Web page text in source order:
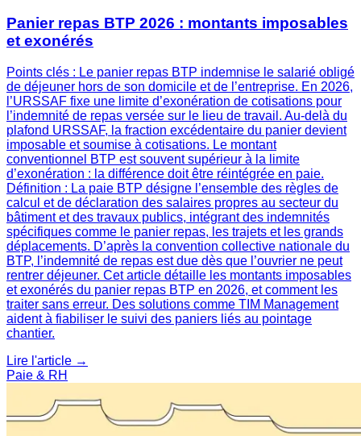
Panier repas BTP 2026 : montants imposables
et exonérés
Points clés : Le panier repas BTP indemnise le salarié obligé
de déjeuner hors de son domicile et de l’entreprise. En 2026,
l’URSSAF fixe une limite d’exonération de cotisations pour
l’indemnité de repas versée sur le lieu de travail. Au-delà du
plafond URSSAF, la fraction excédentaire du panier devient
imposable et soumise à cotisations. Le montant
conventionnel BTP est souvent supérieur à la limite
d’exonération : la différence doit être réintégrée en paie.
Définition : La paie BTP désigne l’ensemble des règles de
calcul et de déclaration des salaires propres au secteur du
bâtiment et des travaux publics, intégrant des indemnités
spécifiques comme le panier repas, les trajets et les grands
déplacements. D’après la convention collective nationale du
BTP, l’indemnité de repas est due dès que l’ouvrier ne peut
rentrer déjeuner. Cet article détaille les montants imposables
et exonérés du panier repas BTP en 2026, et comment les
traiter sans erreur. Des solutions comme TIM Management
aident à fiabiliser le suivi des paniers liés au pointage
chantier.
Lire l'article →
Paie & RH